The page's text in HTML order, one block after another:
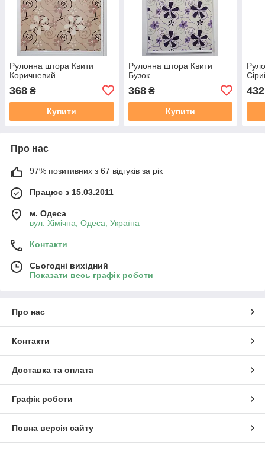
Рулонна штора Квити
Коричневий
368 ₴
Купити
Рулонна штора Квити
Бузок
368₴
Купити
432
Про нас
97% позитивних з 67 відгуків за рік
Працює з 15.03.2011
м. Одеса
вул. Хiмiчна, Одеса, Україна
Контакти
Сьогодні вихідний
Показати весь графік роботи
Про нас
Контакти
Доставка та оплата
Графік роботи
Повна версія сайту